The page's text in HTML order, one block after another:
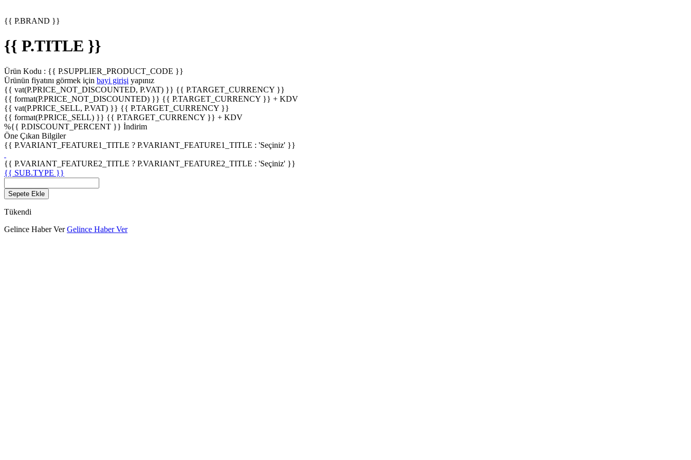
{{ P.BRAND }}
{{ P.TITLE }}
Ürün Kodu : {{ P.SUPPLIER_PRODUCT_CODE }}
Ürünün fiyatını görmek için bayi girişi yapınız
{{ vat(P.PRICE_NOT_DISCOUNTED, P.VAT) }} {{ P.TARGET_CURRENCY }}
{{ format(P.PRICE_NOT_DISCOUNTED) }} {{ P.TARGET_CURRENCY }} + KDV
{{ vat(P.PRICE_SELL, P.VAT) }} {{ P.TARGET_CURRENCY }}
{{ format(P.PRICE_SELL) }} {{ P.TARGET_CURRENCY }} + KDV
%{{ P.DISCOUNT_PERCENT }} İndirim
Öne Çıkan Bilgiler
{{ P.VARIANT_FEATURE1_TITLE ? P.VARIANT_FEATURE1_TITLE : 'Seçiniz' }}
{{ P.VARIANT_FEATURE2_TITLE ? P.VARIANT_FEATURE2_TITLE : 'Seçiniz' }}
{{ SUB.TYPE }}
Sepete Ekle
Tükendi
Gelince Haber Ver Gelince Haber Ver